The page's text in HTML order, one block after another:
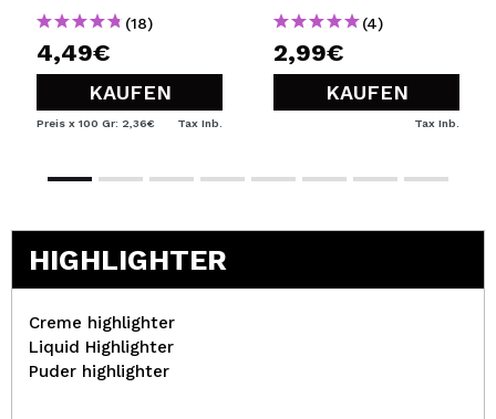
(18)
4,49€
KAUFEN
Preis x 100 Gr: 2,36€ Tax Inb.
(4)
2,99€
KAUFEN
Tax Inb.
HIGHLIGHTER
Creme highlighter
Liquid Highlighter
Puder highlighter